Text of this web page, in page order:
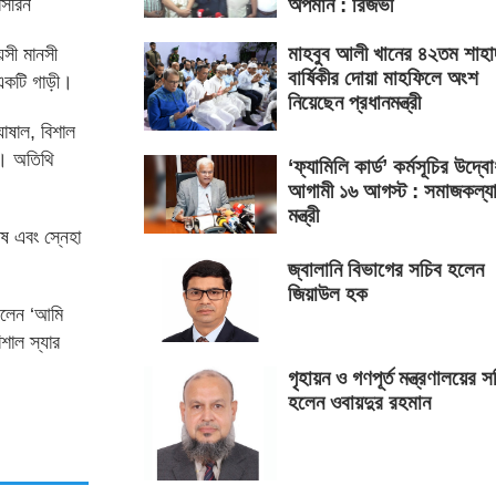
মানসী
গাড়ী।
বিশাল
অতিথি
এবং স্নেহা
‘আমি
স্যার
অপমান : রিজভী
মাহবুব আলী খানের ৪২তম
বার্ষিকীর দোয়া মাহফিলে অংশ
নিয়েছেন প্রধানমন্ত্রী
‘ফ্যামিলি কার্ড’ কর্মসূচির
আগামী ১৬ আগস্ট :
মন্ত্রী
জ্বালানি বিভাগের সচিব হলেন
জিয়াউল হক
গৃহায়ন ও গণপূর্ত মন্ত্রণালয়ের
হলেন ওবায়দুর রহমান